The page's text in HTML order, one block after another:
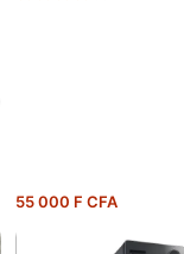
55 000 F CFA